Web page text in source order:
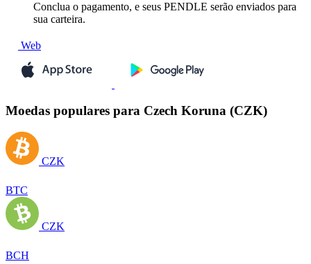
Conclua o pagamento, e seus PENDLE serão enviados para
sua carteira.
Web
Moedas populares para Czech Koruna (CZK)
CZK
BTC
CZK
BCH